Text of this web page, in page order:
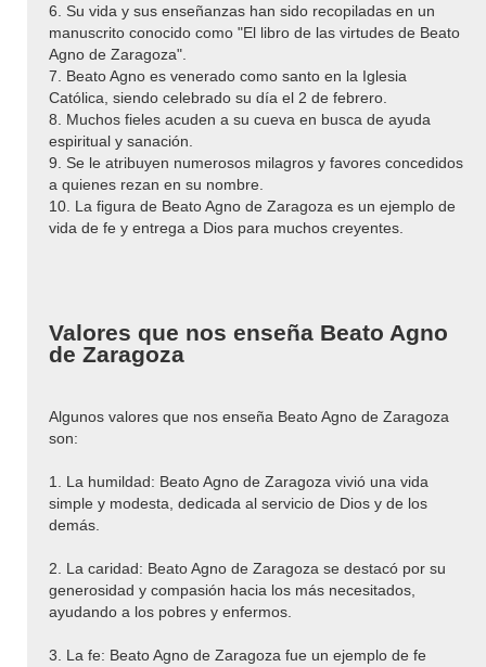
6. Su vida y sus enseñanzas han sido recopiladas en un
manuscrito conocido como "El libro de las virtudes de Beato
Agno de Zaragoza".
7. Beato Agno es venerado como santo en la Iglesia
Católica, siendo celebrado su día el 2 de febrero.
8. Muchos fieles acuden a su cueva en busca de ayuda
espiritual y sanación.
9. Se le atribuyen numerosos milagros y favores concedidos
a quienes rezan en su nombre.
10. La figura de Beato Agno de Zaragoza es un ejemplo de
vida de fe y entrega a Dios para muchos creyentes.
Valores que nos enseña Beato Agno
de Zaragoza
Algunos valores que nos enseña Beato Agno de Zaragoza
son:
1. La humildad: Beato Agno de Zaragoza vivió una vida
simple y modesta, dedicada al servicio de Dios y de los
demás.
2. La caridad: Beato Agno de Zaragoza se destacó por su
generosidad y compasión hacia los más necesitados,
ayudando a los pobres y enfermos.
3. La fe: Beato Agno de Zaragoza fue un ejemplo de fe